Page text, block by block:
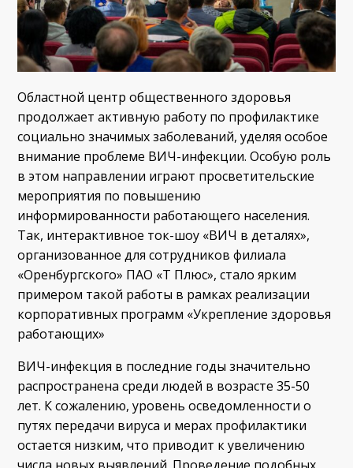
Областной центр общественного здоровья
продолжает активную работу по профилактике
социально значимых заболеваний, уделяя особое
внимание проблеме ВИЧ-инфекции. Особую роль
в этом направлении играют просветительские
мероприятия по повышению
информированности работающего населения.
Так, интерактивное ток-шоу «ВИЧ в деталях»,
организованное для сотрудников филиала
«Оренбургского» ПАО «Т Плюс», стало ярким
примером такой работы в рамках реализации
корпоративных программ «Укрепление здоровья
работающих»
ВИЧ-инфекция в последние годы значительно
распространена среди людей в возрасте 35-50
лет. К сожалению, уровень осведомленности о
путях передачи вируса и мерах профилактики
остается низким, что приводит к увеличению